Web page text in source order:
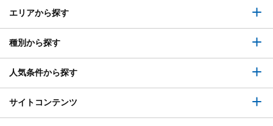
エリアから探す
種別から探す
人気条件から探す
サイトコンテンツ